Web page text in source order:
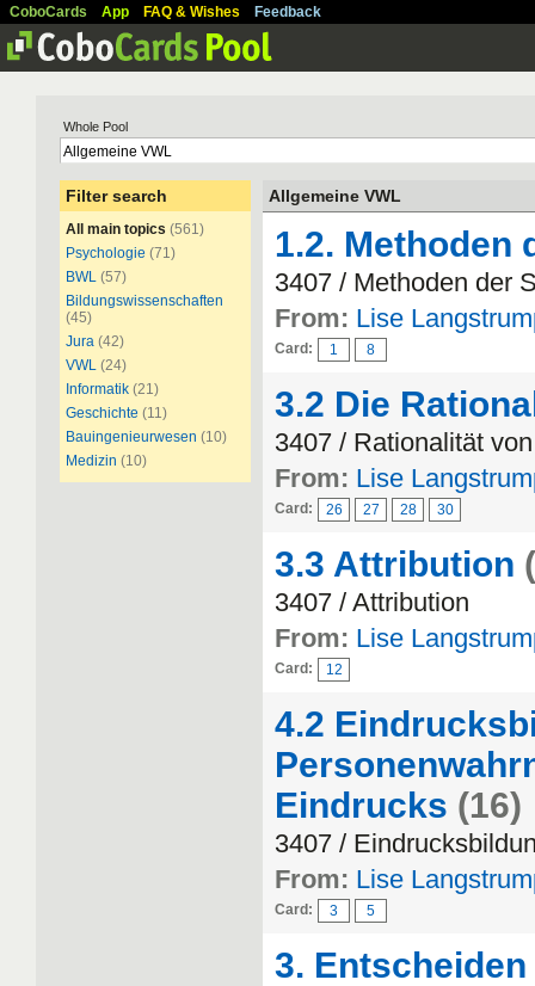
CoboCards App FAQ & Wishes Feedback
Whole Pool
Filter search
All main topics (561)
Psychologie (71)
BWL (57)
Bildungswissenschaften
(45)
Jura (42)
VWL (24)
Informatik (21)
Geschichte (11)
Bauingenieurwesen (10)
Medizin (10)
Allgemeine VWL
1.2. Methoden
3407 / Methoden der
From: Lise
Card: 1 8
3.2 Die
3407 / Rationalität
From: Lise
Card: 26 27 28 30
3.3 Attribution
3407 / Attribution
From: Lise
Card: 12
4.2
Eindrucks (16)
3407 /
From: Lise
Card: 3 5
3.